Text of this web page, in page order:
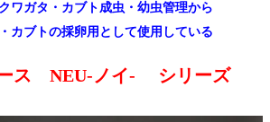
ワガタ・カブト成虫・幼虫管理から
カブトの採卵用として使用している
ース NEU-ノイ- シリーズ